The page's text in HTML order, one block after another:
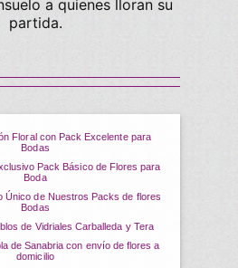
a quienes lloran su
partida.
Bodas
Boda
Bodas
de Vidriales Carballeda y Tera
domicilio